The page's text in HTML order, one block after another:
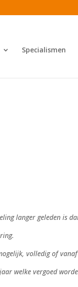
Specialismen
langer geleden is
volledig of
welke vergoed